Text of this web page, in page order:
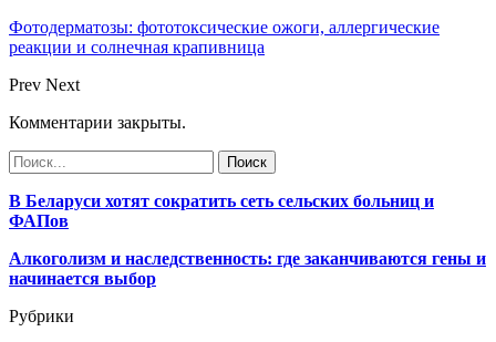
Фотодерматозы: фототоксические ожоги, аллергические
реакции и солнечная крапивница
Prev Next
Комментарии закрыты.
В Беларуси хотят сократить сеть сельских больниц и
ФАПов
Алкоголизм и наследственность: где заканчиваются гены и
начинается выбор
Рубрики